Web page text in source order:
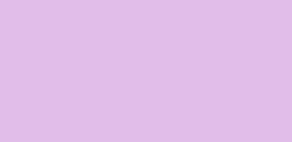
のテーマブースで構成されていま
ーでルームキーを受け取り、まるで
お花をまとったポムポムプリンが出
的な共有スペース ：きらめく光に満
いボールルーム（舞踏会）、さらに
など、写真映え間違いなしの空間が